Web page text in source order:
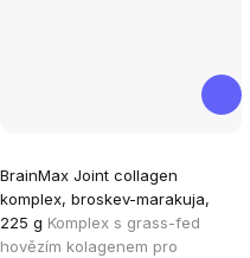
BrainMax Joint collagen
komplex, broskev-marakuja,
225 g Komplex s grass-fed
hovězím kolagenem pro
hodnocení
produktu
je